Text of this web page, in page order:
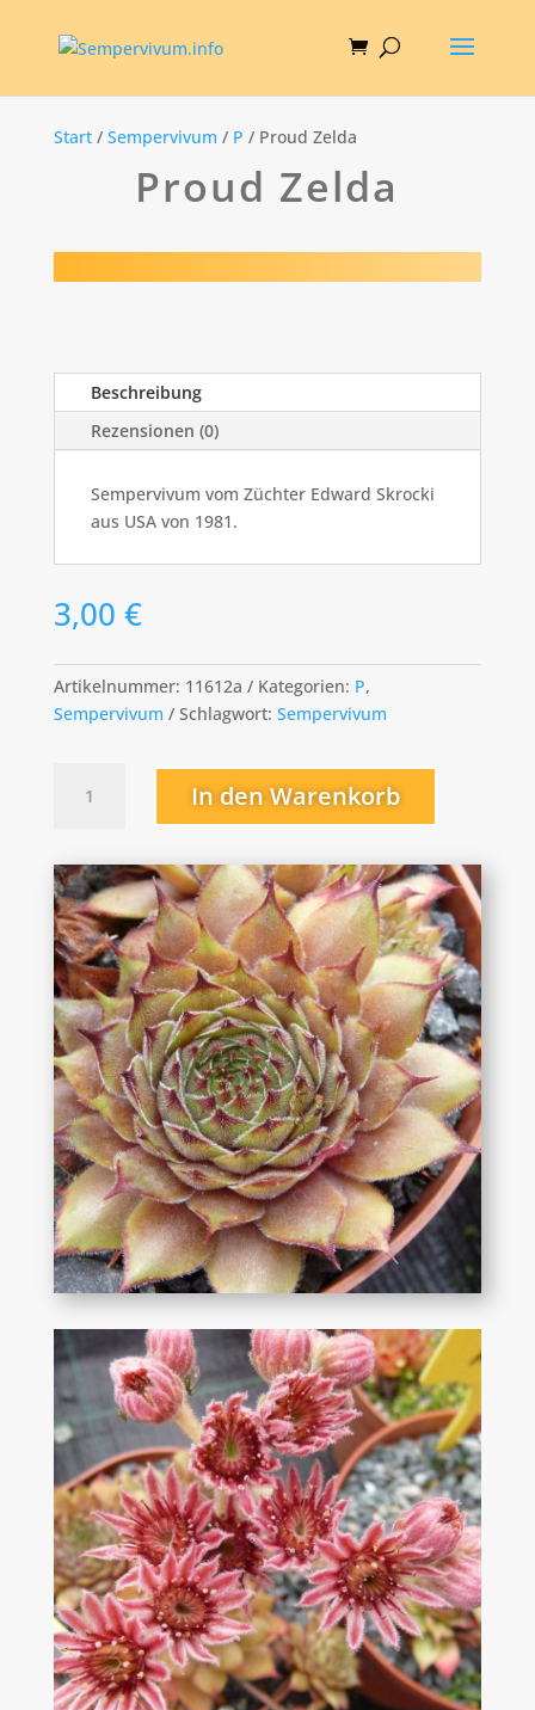
Start/ Sempervivum / P / Proud Zelda
Proud Zelda
Beschreibung
Rezensionen (0)
Sempervivum vom Züchter Edward Skrocki
aus USA von 1981.
3,00 €
Artikelnummer: 11612a Kategorien: P,
Sempervivum
Schlagwort: Sempervivum
Zelda
In den Warenkorb